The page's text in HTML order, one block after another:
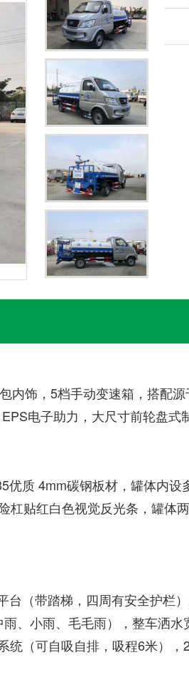
饰，5档手动变速箱，搭配
电子助力，大尺寸前轮盘式
4mm碳钢板材，罐体内设
贴红白色视觉反光条，罐体
带踏梯，四周有安全护栏
、小雨、毛毛雨），整车洒
（可自吸自排，吸程6米）